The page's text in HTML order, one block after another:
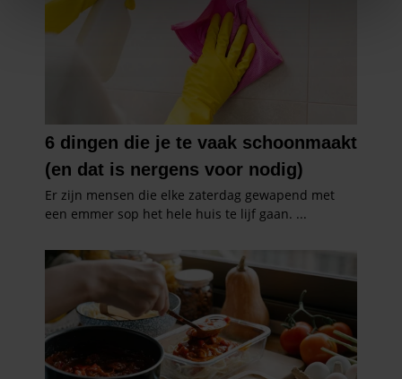
We gebruiken cookies om content en advertenties te
personaliseren, om functies voor social media te bieden
en om ons websiteverkeer te analyseren. Ook delen we
informatie over uw gebruik van onze site met onze
partners voor social media, adverteren en analyse. Deze
partners kunnen deze gegevens combineren met andere
informatie die u aan ze heeft verstrekt of die ze hebben
verzameld op basis van uw gebruik van hun services. U
gaat akkoord met onze cookies als u onze website blijft
gebruiken.